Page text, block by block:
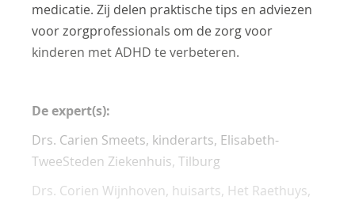
medicatie. Zij delen praktische tips en adviezen
voor zorgprofessionals om de zorg voor
kinderen met ADHD te verbeteren.
De expert(s):
Drs. Carien Smeets, kinderarts, Elisabeth-
TweeSteden Ziekenhuis, Tilburg
Drs. Corien Wijnhoven, huisarts, Het Raethuys,